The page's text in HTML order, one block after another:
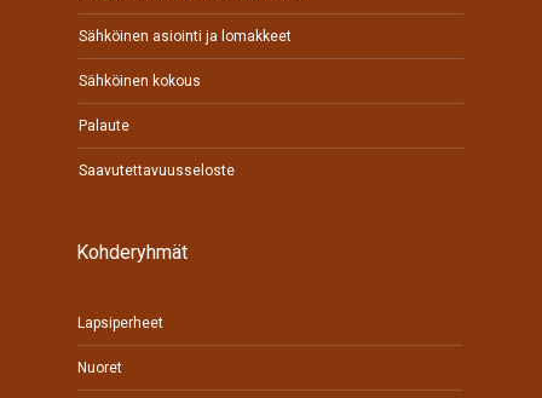
Sähköinen asiointi ja lomakkeet
Sähköinen kokous
Palaute
Saavutettavuusseloste
Kohderyhmät
Lapsiperheet
Nuoret